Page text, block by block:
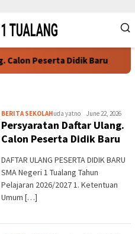
Peserta Didik Baru
BERITA SEKOLAHuda yatno June 22, 2026
Persyaratan Daftar Ulang.
Calon Peserta Didik Baru
DAFTAR ULANG PESERTA DIDIK BARU
SMA Negeri 1 Tualang Tahun
Pelajaran 2026/2027 1. Ketentuan
Umum […]